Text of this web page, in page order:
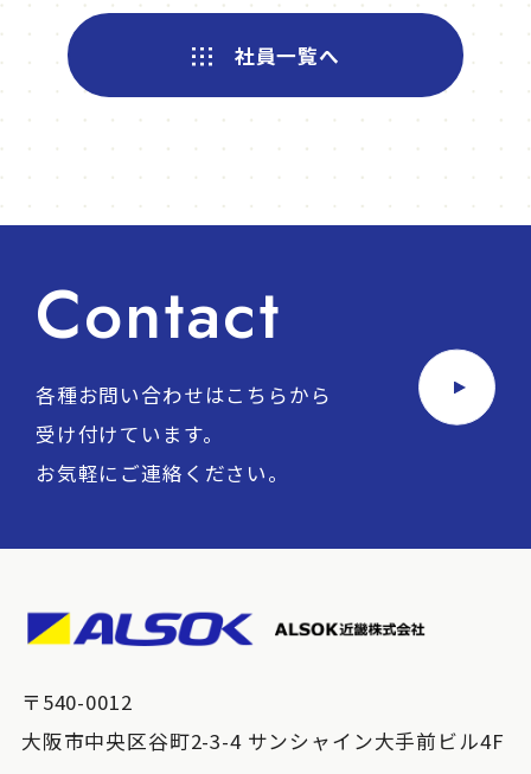
社員一覧へ
Contact
各種お問い合わせはこちらから
受け付けています。
お気軽にご連絡ください。
〒540-0012
大阪市中央区谷町2-3-4 サンシャイン大手前ビル4F